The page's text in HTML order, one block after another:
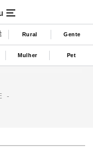
Rural Gente
Mulher Pet